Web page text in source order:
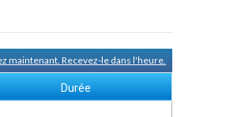
maintenant. Recevez-le dans l'heure.
Durée